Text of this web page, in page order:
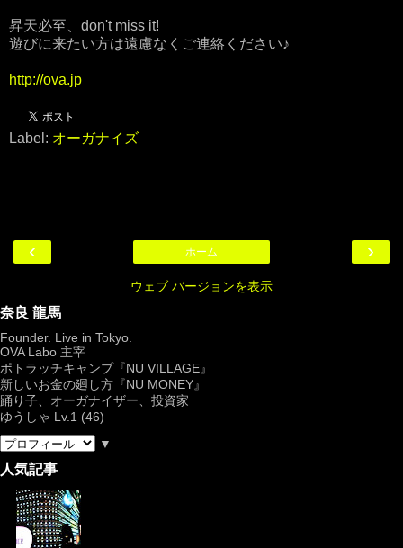
昇天必至、don't miss it!
遊びに来たい方は遠慮なくご連絡ください♪
http://ova.jp
Label: オーガナイズ
‹ ›
ホーム
ウェブ バージョンを表示
奈良 龍馬
Founder. Live in Tokyo.
OVA Labo 主宰
ポトラッチキャンプ『NU VILLAGE』
新しいお金の廻し方『NU MONEY』
踊り子、オーガナイザー、投資家
ゆうしゃ Lv.1 (46)
▼
人気記事